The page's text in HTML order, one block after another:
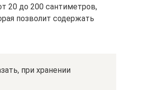
20 до 200 сантиметров,
позволит содержать
при хранении